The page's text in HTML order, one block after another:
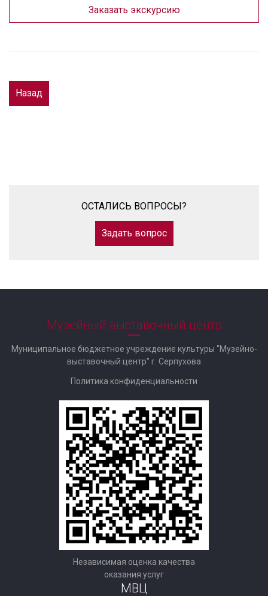
Заказать экскурсию
Назад
ОСТАЛИСЬ ВОПРОСЫ?
Задать вопрос
Музейный выставочный центр
Муниципальное бюджетное учреждение культуры "Музейно-
выставочный центр" г. Серпухова
Политика конфиденциальности
Независимая оценка качества
оказания услуг
МВЦ